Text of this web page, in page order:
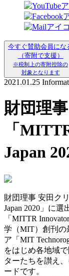
今すぐ賛助会員にな
（寄附で支援）
※税制上の寄附控除の
対象となります
2021.01.25
財団理
「
Japan
財団理事 安田ク
Japan 2020」に選
「MITTR
学（MIT）創刊の
ア「MIT
をはじめ各地域
ターたちを讃え
ードです。